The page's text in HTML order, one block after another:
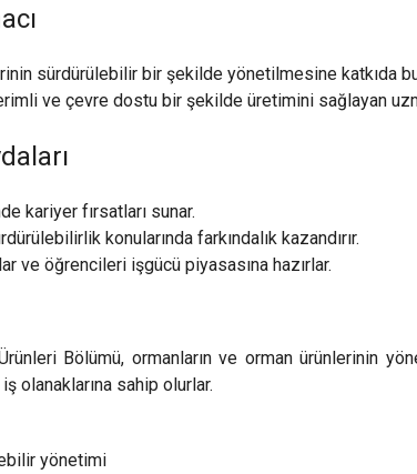
sürdürülebilir bir şekilde yönetilmesine katkıda
ve çevre dostu bir şekilde üretimini sağlayan
kariyer fırsatları sunar.
konularında farkındalık kazandırır.
ve öğrencileri işgücü piyasasına hazırlar.
Bölümü, ormanların ve orman ürünlerinin
olanaklarına sahip olurlar.
yönetimi